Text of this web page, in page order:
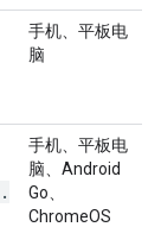
手机、平板电
脑
.
手机、平板电
脑、Android
Go、
ChromeOS